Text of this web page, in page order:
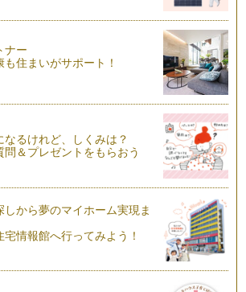
して欲しいと願っている保護者の皆様、み
しいと願っている『…
興味のあるママもそうでないママも、海外
いる？いらない？
ントを以前紹介しましたが、そこで講師
ンスタイル』に注目す…
異文化理解
いていくために英語はとっておきのツール
使いこなすためには…
ナー
住まいがサポート！
るけれど、しくみは？
＆プレゼントをもらおう
しから夢のマイホーム実現ま
情報館へ行ってみよう！